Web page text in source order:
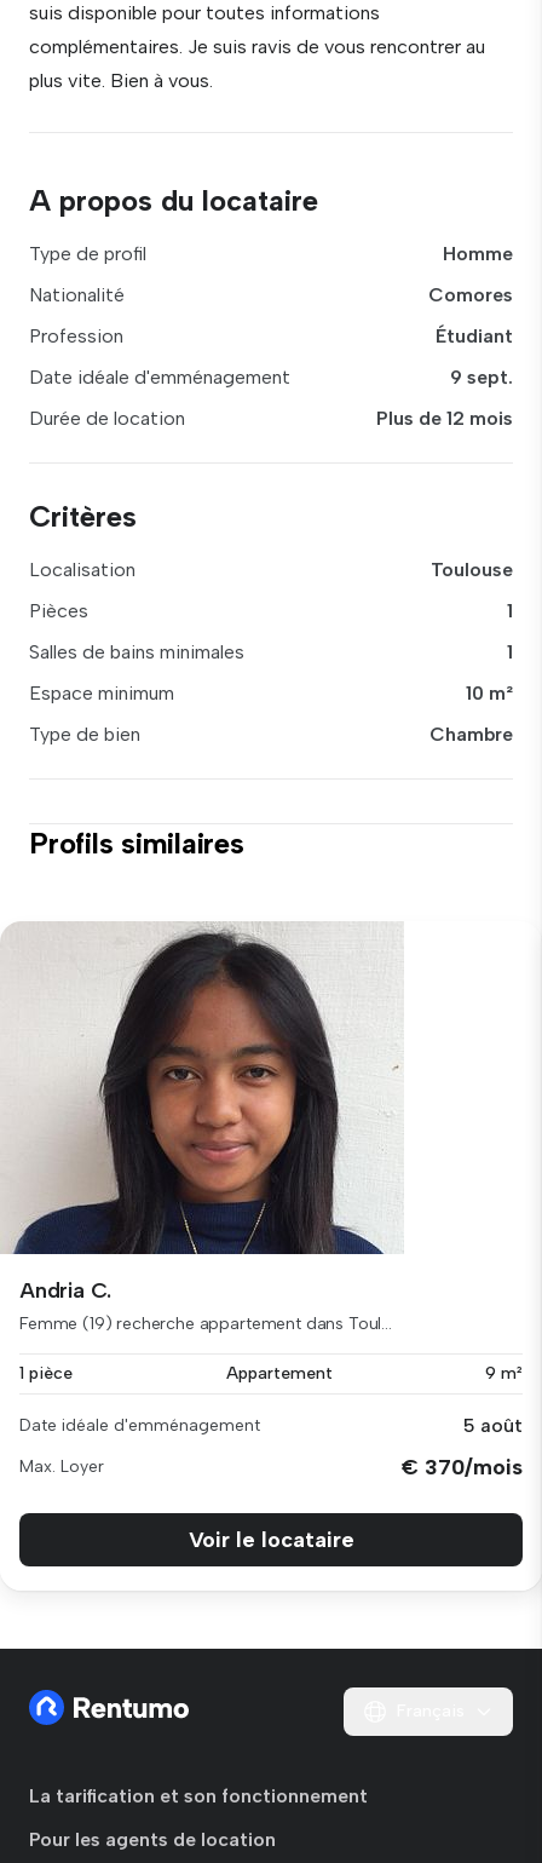
suis disponible pour toutes informations
complémentaires. Je suis ravis de vous rencontrer au
plus vite. Bien à vous.
A propos du locataire
Type de profil
Homme
Nationalité
Comores
Profession
Étudiant
Date idéale d'emménagement
9 sept.
Durée de location
Plus de 12 mois
Critères
Localisation
Toulouse
Pièces
1
Salles de bains minimales
1
Espace minimum
10 m²
Type de bien
Chambre
Profils similaires
Andria C.
Femme (19) recherche appartement dans Toul...
1 pièce Appartement 9 m²
Date idéale d'emménagement 5 août
Max. Loyer € 370/mois
Voir le locataire
La tarification et son fonctionnement
Pour les agents de location